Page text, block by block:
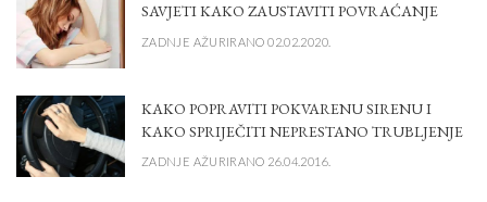
SAVJETI KAKO ZAUSTAVITI POVRAĆANJE
ZADNJE AŽURIRANO 02.02.2020.
KAKO POPRAVITI POKVARENU SIRENU I
KAKO SPRIJEČITI NEPRESTANO TRUBLJENJE
ZADNJE AŽURIRANO 26.04.2016.